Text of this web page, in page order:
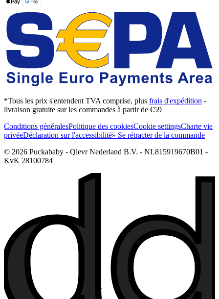
*Tous les prix s'entendent TVA comprise, plus frais d'expédition -
livraison gratuite sur les commandes à partir de €59
Conditions généralesPolitique des cookiesCookie settingsCharte vie
privéeDéclaration sur l'accessibilité» Se rétracter de la commande
© 2026 Puckababy - Qlevr Nederland B.V. - NL815919670B01 -
KvK 28100784